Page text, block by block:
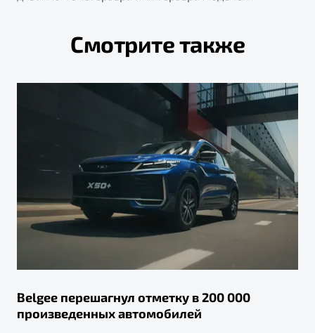
Смотрите также
Belgee перешагнул отметку в 200 000
произведенных автомобилей